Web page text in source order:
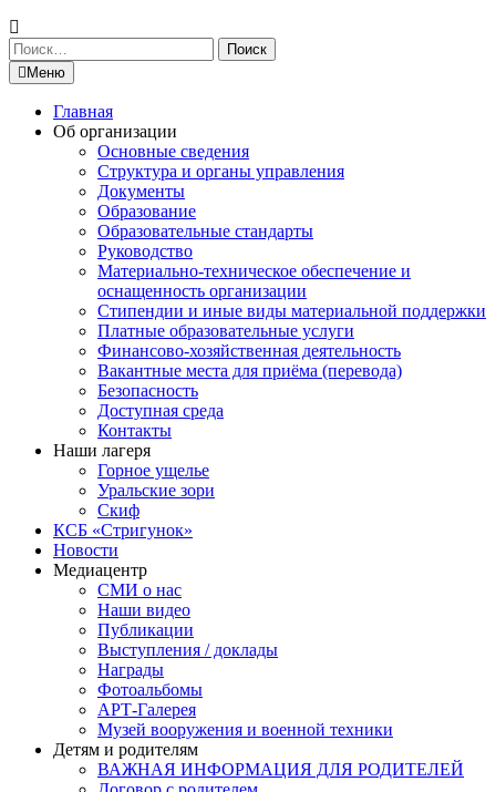
Найти:
Меню
Главная
Об организации
Основные сведения
Структура и органы управления
Документы
Образование
Образовательные стандарты
Руководство
Материально-техническое обеспечение и
оснащенность организации
Стипендии и иные виды материальной поддержки
Платные образовательные услуги
Финансово-хозяйственная деятельность
Вакантные места для приёма (перевода)
Безопасность
Доступная среда
Контакты
Наши лагеря
Горное ущелье
Уральские зори
Скиф
КСБ «Стригунок»
Новости
Медиацентр
СМИ о нас
Наши видео
Публикации
Выступления / доклады
Награды
Фотоальбомы
АРТ-Галерея
Музей вооружения и военной техники
Детям и родителям
ВАЖНАЯ ИНФОРМАЦИЯ ДЛЯ РОДИТЕЛЕЙ